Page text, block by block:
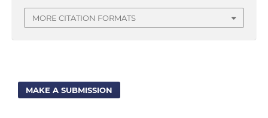
MORE CITATION FORMATS
MAKE A SUBMISSION